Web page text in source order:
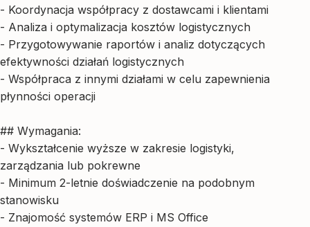
- Koordynacja współpracy z dostawcami i klientami
- Analiza i optymalizacja kosztów logistycznych
- Przygotowywanie raportów i analiz dotyczących
efektywności działań logistycznych
- Współpraca z innymi działami w celu zapewnienia
płynności operacji
## Wymagania:
- Wykształcenie wyższe w zakresie logistyki,
zarządzania lub pokrewne
- Minimum 2-letnie doświadczenie na podobnym
stanowisku
- Znajomość systemów ERP i MS Office